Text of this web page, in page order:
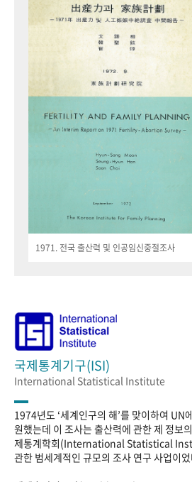
1971. 전국 출산력 및 인공임신중절조사
국제통계기구(ISI)
International Statistical Institute
1974년도 ‘세계인구의 해’를 맞이하여 UN
원했는데 이 조사는 출산력에 관한 제 정보
제통계학회(International Statistical
관한 범세계적인 규모의 조사 연구 사업이었